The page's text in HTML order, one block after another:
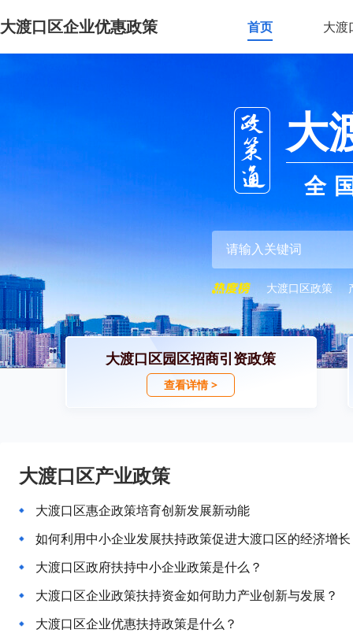
大渡口区企业优惠政策 首页 大渡
大
全
大渡口区政策
大渡口区园区招商引资政策
查看详情 >
大渡口区产业政策
大渡口区惠企政策培育创新发展新动能
如何利用中小企业发展扶持政策促进大渡口区的经济增
大渡口区政府扶持中小企业政策是什么？
大渡口区企业政策扶持资金如何助力产业创新与发展？
大渡口区企业优惠扶持政策是什么？